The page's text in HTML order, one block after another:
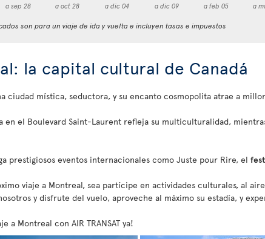
a sep 28
a oct 28
a dic 04
a dic 09
a feb 05
a
son para un viaje de ida y vuelta e incluyen tasas e impuestos
la capital cultural de Canadá
ciudad mística, seductora, y su encanto cosmopolita atrae a
en el Boulevard Saint-Laurent refleja su multiculturalidad,
prestigiosos eventos internacionales como Juste pour Rire, el
viaje a Montreal, sea partícipe en actividades culturales, al
y disfrute del vuelo, aproveche al máximo su estadía, y
a Montreal con AIR TRANSAT ya!